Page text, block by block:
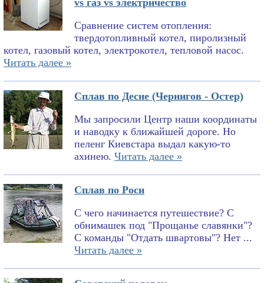
Сравнение систем отопления:
твердотопливный котел, пиролизный
котел, газовый котел, электрокотел, тепловой насос.
Читать далее »
Сплав по Десне (Чернигов - Остер)
Мы запросили Центр наши координаты
и наводку к ближайшей дороге. Но
пеленг Киевстара выдал какую-то
ахинею. Читать далее »
Сплав по Роси
С чего начинается путешествие? С
обнимашек под "Прощанье славянки"?
С команды "Отдать швартовы"? Нет ...
Читать далее »